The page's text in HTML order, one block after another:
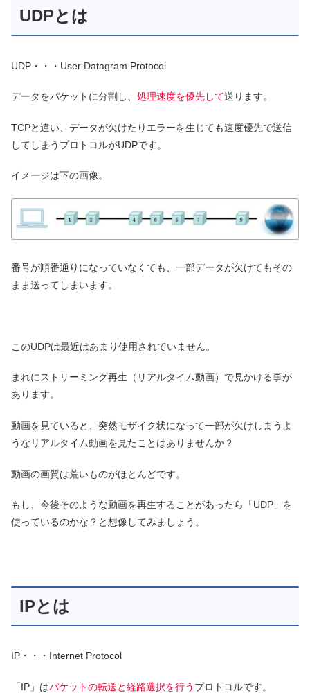
UDPとは
UDP・・・User Datagram Protocol
データをパケットに分割し、 処理速度を優先して送ります。
TCPと違い、データが欠けたりエラーを生じても速度優先で送信
してしまうプロトコルがUDPです。
イメージは下の画像。
番号が順番通りになっていなくても、一部データが欠けてもその
まま送ってしまいます。
このUDPは最近はあまり使用されていません。
まれにストリーミング再生（リアルタイム動画）で見かける事が
あります。
動画を見ていると、突然モザイク状になって一部が欠けしまうよ
うなリアルタイム動画を見たことはありませんか？
動画の画質は荒いものがほとんどです。
もし、今後そのような動画を再生することがあったら「UDP」を
使っているのかな？と想像してみましょう。
IPとは
IP・・・Internet Protocol
「IP」はパケットの転送と経路選択を行う プロトコルです。